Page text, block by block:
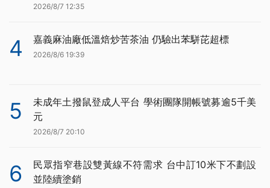
2026/8/7 12:35
4 嘉義麻油廠低溫焙炒苦茶油 仍驗出苯駢芘超標
2026/8/6 19:39
5
未成年土撥鼠登成人平台 學術團隊開帳號募逾5千美
元
2026/8/7 20:10
6
民眾指窄巷設雙黃線不符需求 台中訂10米下不劃設
並陸續塗銷